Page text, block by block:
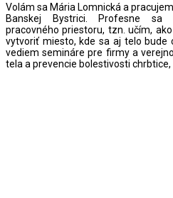
Volám sa Mária Lomnická a
Banskej Bystrici. Profesne sa
pracovného priestoru, tzn. učím,
vytvoriť miesto, kde sa aj telo bude
vediem semináre pre firmy a
tela a prevencie bolestivosti chrbtice,